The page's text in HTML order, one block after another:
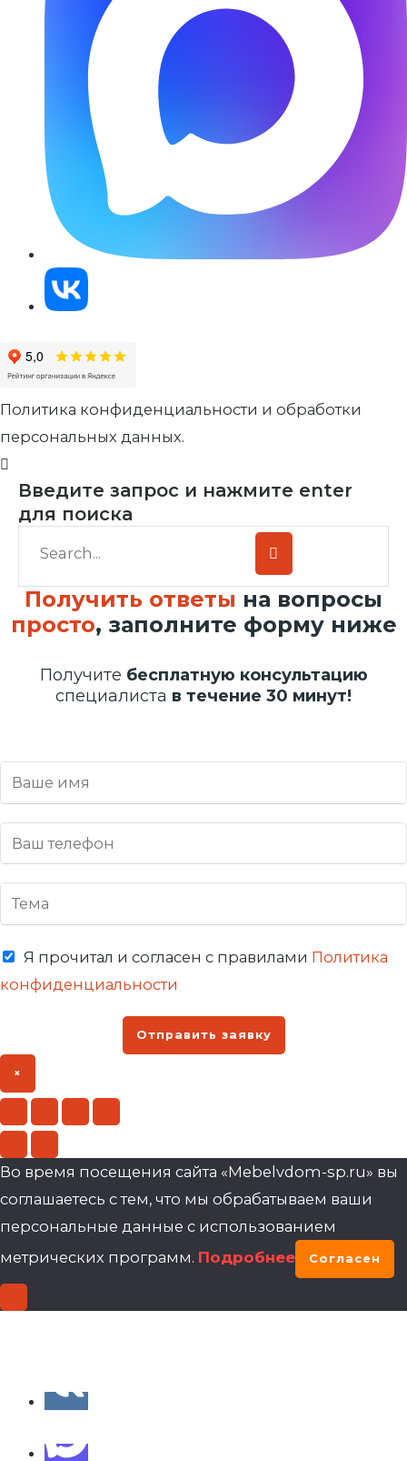
Политика конфиденциальности и обработки
персональных данных.
Введите запрос и нажмите enter
для поиска
Получить ответы на вопросы
просто, заполните форму ниже
Получите бесплатную консультацию
специалиста в течение 30 минут!
Я прочитал и согласен с правилами Политика
конфиденциальности
Отправить заявку
×
Во время посещения сайта «Mebelvdom-sp.ru» вы
соглашаетесь с тем, что мы обрабатываем ваши
персональные данные с использованием
метрических программ. Подробнее Согласен